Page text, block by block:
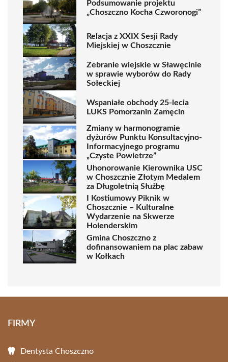
Podsumowanie projektu
„Choszczno Kocha Czworonogi”
Relacja z XXIX Sesji Rady
Miejskiej w Choszcznie
Zebranie wiejskie w Sławęcinie
w sprawie wyborów do Rady
Sołeckiej
Wspaniałe obchody 25-lecia
LUKS Pomorzanin Zamęcin
Zmiany w harmonogramie
dyżurów Punktu Konsultacyjno-
Informacyjnego programu
„Czyste Powietrze”
Uhonorowanie Kierownika USC
w Choszcznie Złotym Medalem
za Długoletnią Służbę
I Kostiumowy Piknik w
Choszcznie – Kulturalne
Wydarzenie na Skwerze
Holenderskim
Gmina Choszczno z
dofinansowaniem na plac zabaw
w Kołkach
FIRMY
Dentysta Choszczno